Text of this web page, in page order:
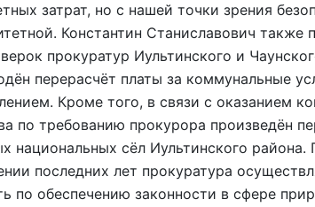
затрат, но с нашей точки зрения
Константин Станиславович также
прокуратур Иультинского и
перерасчёт платы за коммунальные
Кроме того, в связи с оказанием
по требованию прокурора произведён
национальных сёл Иультинского
последних лет прокуратура
по обеспечению законности в сфере